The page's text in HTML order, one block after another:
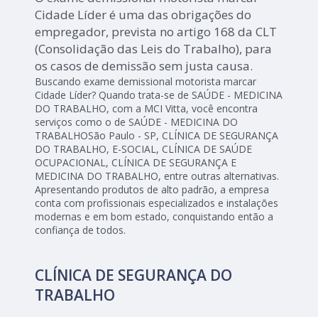
Cidade Líder é uma das obrigações do
empregador, prevista no artigo 168 da CLT
(Consolidação das Leis do Trabalho), para
os casos de demissão sem justa causa.
Buscando exame demissional motorista marcar
Cidade Líder? Quando trata-se de SAÚDE - MEDICINA
DO TRABALHO, com a MCI Vitta, você encontra
serviços como o de SAÚDE - MEDICINA DO
TRABALHOSão Paulo - SP, CLÍNICA DE SEGURANÇA
DO TRABALHO, E-SOCIAL, CLÍNICA DE SAÚDE
OCUPACIONAL, CLÍNICA DE SEGURANÇA E
MEDICINA DO TRABALHO, entre outras alternativas.
Apresentando produtos de alto padrão, a empresa
conta com profissionais especializados e instalações
modernas e em bom estado, conquistando então a
confiança de todos.
CLÍNICA DE SEGURANÇA DO
TRABALHO